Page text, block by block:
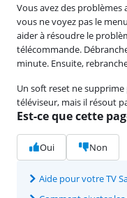
Vous avez des problèmes
vous ne voyez pas le
aider à résoudre le
télécommande.
minute. Ensuite,
Un soft reset ne
téléviseur, mais il résout
Est-ce que cette
Oui Non
Aide pour votre TV